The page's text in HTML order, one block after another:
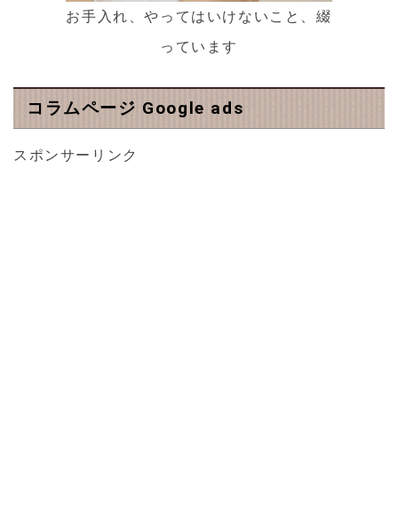
お手入れ、やってはいけないこと、綴
っています
コラムページ Google ads
スポンサーリンク